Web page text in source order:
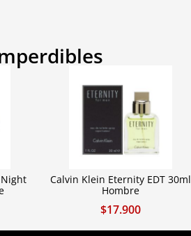
Calvin Klein Eternity EDT 30ml
Hombre
$17.900